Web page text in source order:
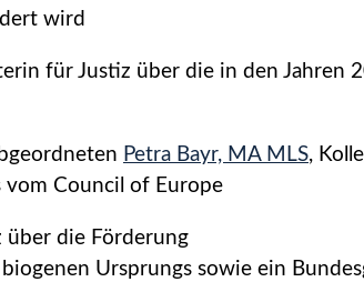
wird
für Justiz über die in den Jahren
Petra Bayr, MA MLS,
vom Council of Europe
über die Förderung
Ursprungs sowie ein